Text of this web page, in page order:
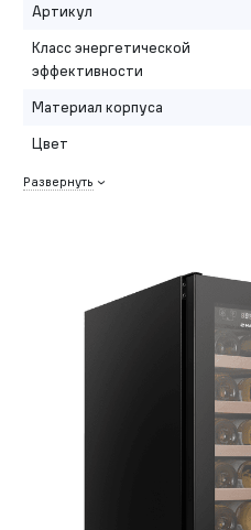
Артикул
Класс энергетической
эффективности
Материал корпуса
Цвет
Развернуть